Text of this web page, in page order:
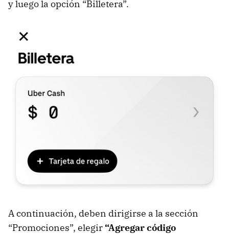
y luego la opción “Billetera”.
A continuación, deben dirigirse a la sección
“Promociones”, elegir“Agregar código